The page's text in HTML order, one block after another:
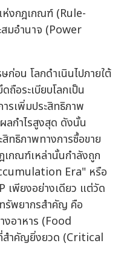
ห่งกฎเกณฑ์ (Rule-
มอำนาจ (Power
ก่อน โลกดำเนินไปภายใต้
อระเบียบโลกเป็น
ารเพิ่มประสิทธิภาพ
ลกำไรสูงสุด ดังนั้น
ทธิภาพทางการซื้อขาย
เกณฑ์เหล่านั้นกำลังถูก
Era" หรือ
เพียงอย่างเดียว แต่วัด
รัพยากรสำคัญ คือ
อาหาร (Food
สำคัญยิ่งยวด (Critical